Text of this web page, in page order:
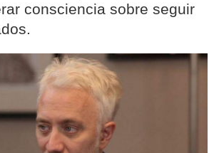
consciencia sobre seguir